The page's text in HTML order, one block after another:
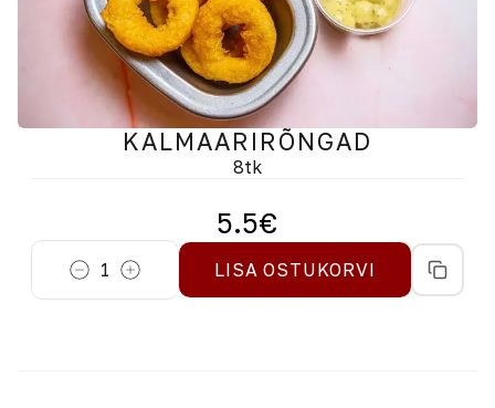
KALMAARIRÕNGAD
8tk
5.5€
1 LISA OSTUKORVI